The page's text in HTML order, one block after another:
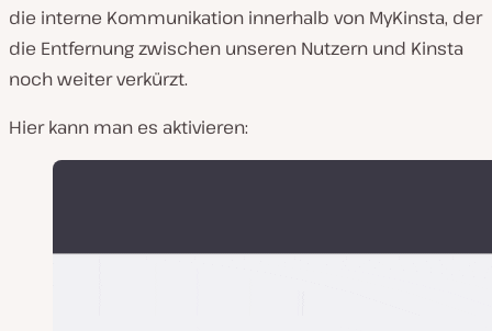
die interne Kommunikation innerhalb von MyKinsta, der
die Entfernung zwischen unseren Nutzern und Kinsta
noch weiter verkürzt.
Hier kann man es aktivieren: